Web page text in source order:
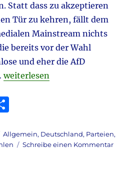
Statt dass zu akzeptieren
Tür zu kehren, fällt dem
Mainstream nichts
bereits vor der Wahl
und eher die AfD
„BTW 2017: Zwei Erkenntnisse“
weiterlesen
le
n
Kategorien
Allgemein, Deutschland, Parteien,
Schreibe einen Kommentarzu